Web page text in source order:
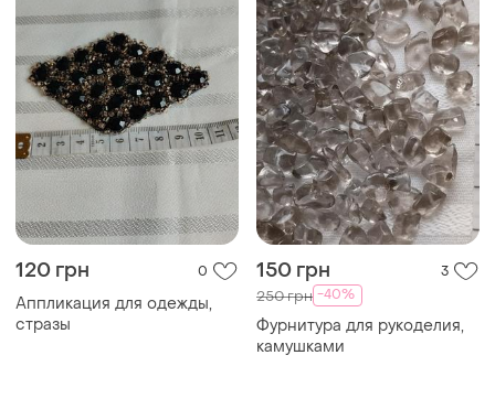
120 грн 0
Аппликация для одежды,
стразы
150 грн 3
250 грн -40%
Фурнитура для рукоделия,
камушками